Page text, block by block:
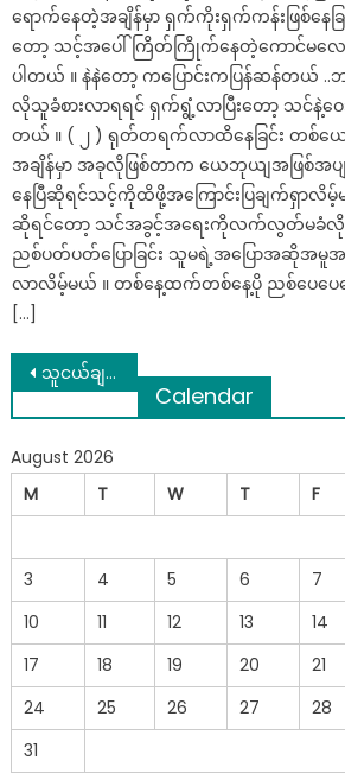
ရောက်နေတဲ့အချိန်မှာ ရှက်ကိုးရှက်ကန်းဖြစ်နေခြင်
တော့ သင့်အပေါ်ကြိတ်ကြိုက်နေတဲ့ကောင်မလ
ပါတယ် ။ နဲနဲတော့ ကပြောင်းကပြန်ဆန်တယ်
လိုသူခံစားလာရရင် ရှက်ရွံ့လာပြီးတော့ သင်နဲ့
တယ် ။ ( ၂ ) ရုတ်တရက်လာထိနေခြင်း တစ်ယ
အချိန်မှာ အခုလိုဖြစ်တာက ယေဘုယျအဖြစ်အပ
နေပြီဆိုရင်သင့်ကိုထိဖို့အကြောင်းပြချက်ရှာလိ
ဆိုရင်တော့ သင်အခွင့်အရေးကိုလက်လွတ်မခံလို
ညစ်ပတ်ပတ်ပြောခြင်း သူမရဲ့အပြောအဆိုအ
လာလိမ့်မယ် ။ တစ်နေ့ထက်တစ်နေ့ပို ညစ်ပေပေပ
[…]
Post
navigation
သူငယ်ချင်းတွေနဲ့ ကစားမည့်အချိန်ကိုလျှော့ပြီး မသန်စွမ်းဖြစ်သွားသော ဖခင်ဖြစ်သူကို တစ်နှစ်ပတ်လုံး ငြိုငြင်ခြင်းမရှိပဲ ပြုစုစောက့်ရှောက်ပေးနေသော သမီးလိမ္မာလေး
Calendar
August 2026
M
T W T F
3
4 5 6 7
10
11 12 13 14
17
18 19 20 21
24
25 26 27 28
31